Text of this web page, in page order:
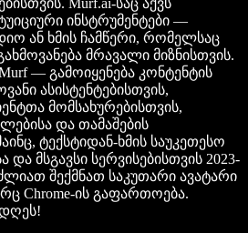
ინსტრუმენტები —
ან ხმის ჩამწერი, რომელსაც
მრავალი მიზნისთვის.
— გამოიყენება კონტენტის
ასისტენტებისთვის,
მომსახურებისთვის,
და თამაშების
ტექსტიდან-ხმის საუკეთესო
და მსგავსი სერვისებისთვის 2023-
შექმნათ საკუთარი ავატარი
Chrome-ის გაფართოება.
დღეს!